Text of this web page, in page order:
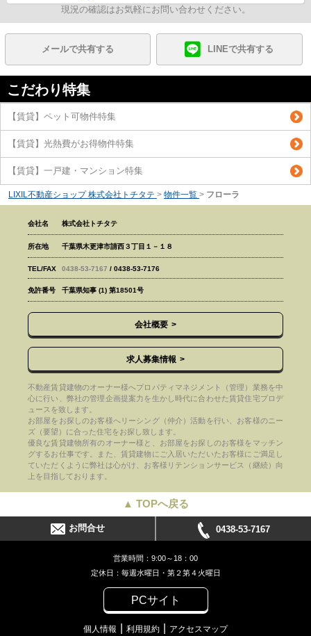
現況の確認はお気軽にお問い合わせください。
メールで共有する LINEで共有する
こだわり特集
【賃貸】ペット可物件特集
【賃貸】光熱費がお得物件特集
【賃貸】一戸建・マンション特集
LIXIL不動産ショップ 株式会社トチタテ > 物件一覧 > フローラ
会社名 株式会社トチタテ
所在地 千葉県木更津市請西３丁目１－１８
TEL/FAX 0438-53-7167 / 0438-53-7176
免許番号 千葉県知事 (1) 第18501号
会社概要
求人募集情報
不動産賃貸建物のオーナー様へプロパティマネジメント（管理）業務を中
心に行い、弊社の管理企画提案力を生かし時代に合わせた賃貸住宅プロデ
ュースを致します。
お部屋をお探しのお客様へリーシング（仲介）活動を行い、お客様のニー
ズ（要望）に合った住宅をお探し致します。
優良な賃貸建物所有のオーナー様と、お部屋をお探しのお客様をマッチン
グするお仕事です。また、賃貸建物にご入居いただいたお客様にご満足し
ていただくように弊社は心がけ、お客様リテンションサービス（継続）向
上を目指しております。
▲ TOPへ戻る
お問合せ 0438-53-7167
営業時間：9:00～18：00
定休日：毎週水曜日・第２第４火曜日
PCサイト
個人情報 利用規約 アクセスマップ